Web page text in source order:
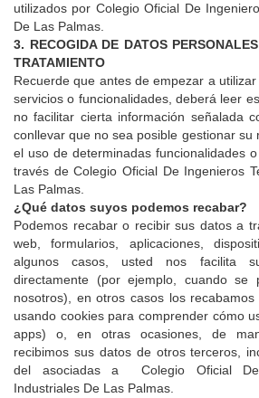
utilizados por Colegio Oficial De
De Las Palmas
3. RECOGIDA DE DATOS
TRATAMIENTO
Recuerde que antes de empezar a
servicios o funcionalidades, deberá leer
no facilitar cierta información señalada
conllevar que no sea posible gestionar su
el uso de determinadas funcionalidades
través deColegio Oficial De Ingenieros
Las Palmas
¿Qué datos suyos podemos recabar?
Podemos recabar o recibir sus datos a
web, formularios, aplicaciones,
algunos casos, usted nos facilita
directamente (por ejemplo, cuando se
nosotros), en otros casos los recabamos
usando cookies para comprender cómo
apps) o, en otras ocasiones, de
recibimos sus datos de otros terceros,
del asociadas a
Colegio Oficial
Industriales De Las Palmas